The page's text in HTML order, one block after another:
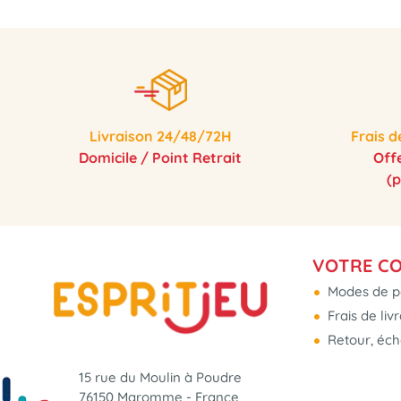
Livraison 24/48/72H
Domicile / Point Retrait
Frais
15 rue du Moulin à Poudre
76150 Maromme - France
VOTRE
Modes de
Frais de
Retour,